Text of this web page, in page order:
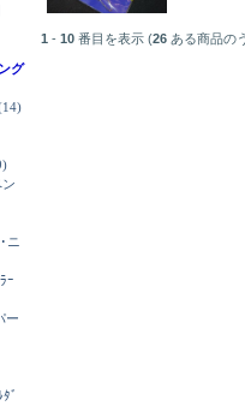
グ
ニ
ｰ
ー
ﾞ
1 - 10 番目を表示 (26 ある商品の